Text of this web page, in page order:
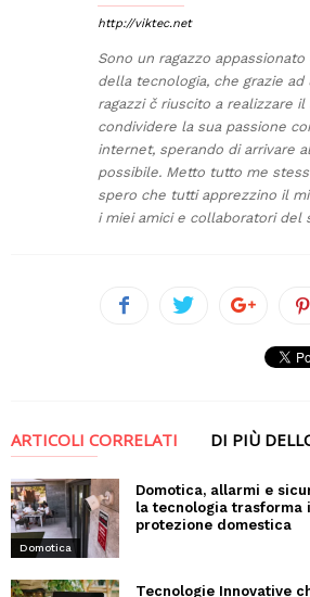
http://viktec.net
Sono un ragazzo
della tecnologia, che grazie
ragazzi č riuscito a realizzare il
condividere la sua passione
internet, sperando di arrivare
possibile. Metto tutto me
spero che tutti apprezzino il
i miei amici e collaboratori del
ARTICOLI CORRELATI DI PIÙ
Domotica
Domotica, allarmi e
la tecnologia trasforma
protezione domestica
Tecnologie Innovative